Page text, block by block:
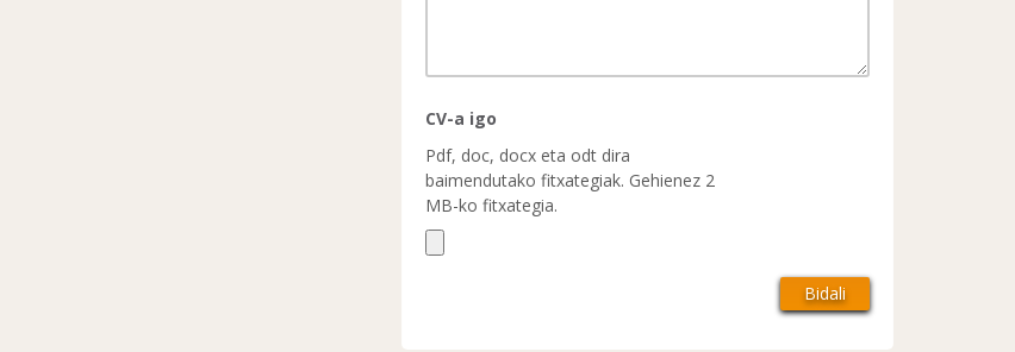
CV-a igo
Pdf, doc, docx eta odt dira
baimendutako fitxategiak. Gehienez 2
MB-ko fitxategia.